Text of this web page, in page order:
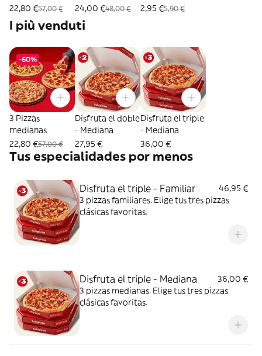
22,80 €57,00 €
Combo Mix
24,00 €48,00 €
2,95 €5,90 €
I più venduti
-60%
3 Pizzas
medianas
22,80 €57,00 €
Disfruta el doble
- Mediana
27,95 €
Disfruta el triple
- Mediana
36,00 €
Tus especialidades por menos
Disfruta el triple - Familiar
46,95 €
3 pizzas familiares. Elige tus tres pizzas
clásicas favoritas.
Disfruta el triple - Mediana
36,00 €
3 pizzas medianas. Elige tus tres pizzas
clásicas favoritas.